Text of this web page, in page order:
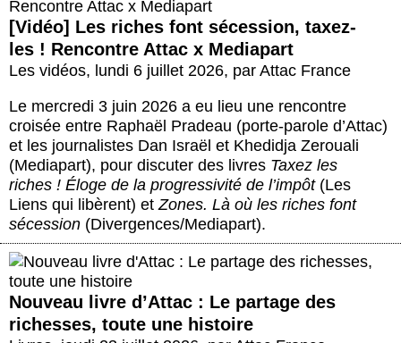
[Vidéo] Les riches font sécession, taxez-
les ! Rencontre Attac x Mediapart
Les vidéos, lundi 6 juillet 2026, par Attac France
Le mercredi 3 juin 2026 a eu lieu une rencontre
croisée entre Raphaël Pradeau (porte-parole d’Attac)
et les journalistes Dan Israël et Khedidja Zerouali
(Mediapart), pour discuter des livres Taxez les
riches ! Éloge de la progressivité de l’impôt(Les
Liens qui libèrent) etZones. Là où les riches font
sécession (Divergences/Mediapart).
Nouveau livre d’Attac : Le partage des
richesses, toute une histoire